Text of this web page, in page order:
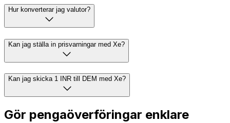
Hur konverterar jag valutor?
Kan jag ställa in prisvarningar med Xe?
Kan jag skicka 1 INR till DEM med Xe?
Gör pengaöverföringar enklare